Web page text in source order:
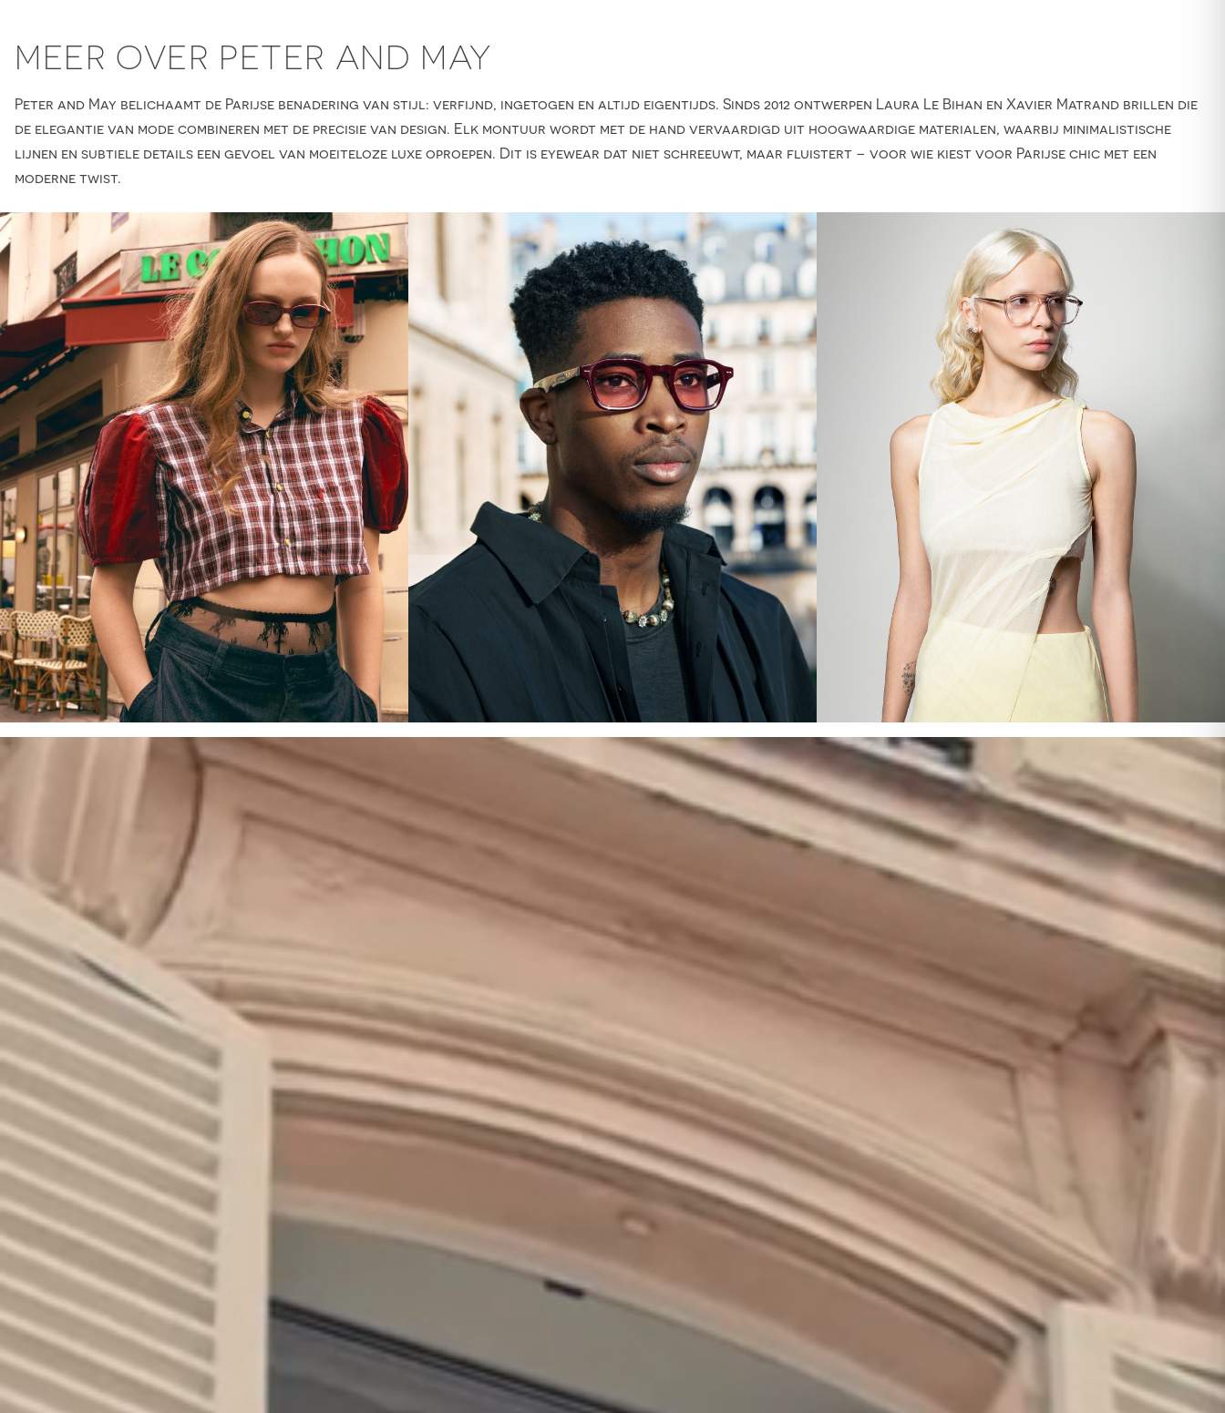
MEER OVER PETER AND MAY
Peter and May belichaamt de Parijse benadering van stijl: verfijnd, ingetogen en altijd eigentijds. Sinds 2012 ontwerpen Laura Le Bihan en Xavier Matrand brillen die
de elegantie van mode combineren met de precisie van design. Elk montuur wordt met de hand vervaardigd uit hoogwaardige materialen, waarbij minimalistische
lijnen en subtiele details een gevoel van moeiteloze luxe oproepen. Dit is eyewear dat niet schreeuwt, maar fluistert – voor wie kiest voor Parijse chic met een
moderne twist.